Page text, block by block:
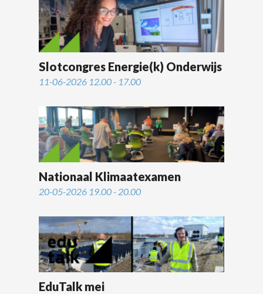
Slotcongres Energie(k) Onderwijs
11-06-2026 12.00 - 17.00
Nationaal Klimaatexamen
20-05-2026 19.00 - 20.00
EduTalk mei